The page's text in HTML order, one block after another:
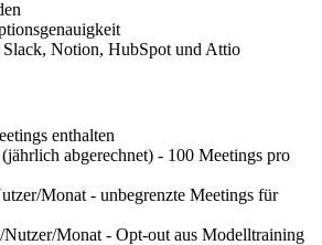
Notion, HubSpot und Attio
enthalten
abgerechnet) - 100 Meetings pro
Monat - unbegrenzte Meetings für
Nutzer/Monat - Opt-out aus Modelltraining